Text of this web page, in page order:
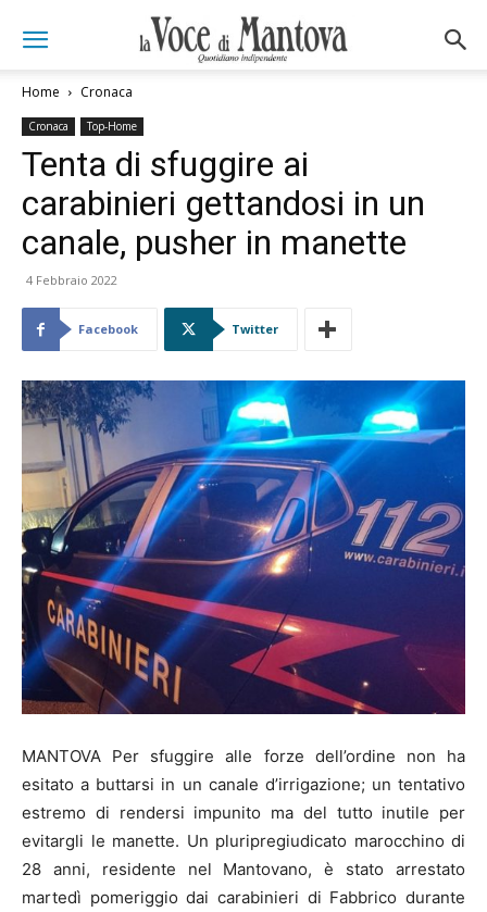
Home Cronaca
Cronaca Top-Home
Tenta di sfuggire ai
carabinieri gettandosi in un
canale, pusher in manette
4 Febbraio 2022
Facebook Twitter
MANTOVA Per sfuggire alle forze dell’ordine non ha
esitato a buttarsi in un canale d’irrigazione; un tentativo
estremo di rendersi impunito ma del tutto inutile per
evitargli le manette. Un pluripregiudicato marocchino di
28 anni, residente nel Mantovano, è stato arrestato
martedì pomeriggio dai carabinieri di Fabbrico durante